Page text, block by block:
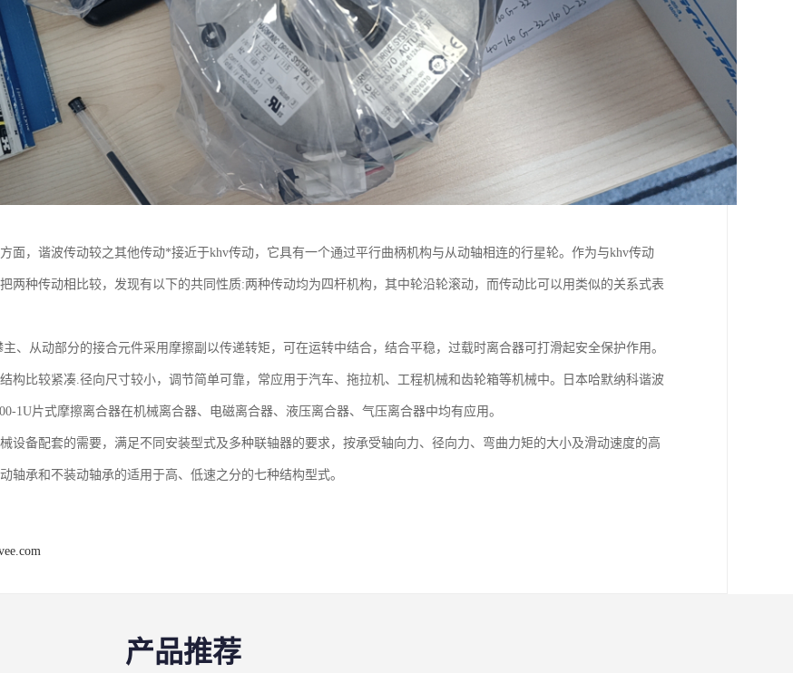
面，谐波传动较之其他传动*接近于khv传动，它具有一个通过平行曲柄机构与从动轴相连的行星轮。作为与khv传动
两种传动相比较，发现有以下的共同性质:两种传动均为四杆机构，其中轮沿轮滚动，而传动比可以用类似的关系式表
、从动部分的接合元件采用摩擦副以传递转矩，可在运转中结合，结合平稳，过载时离合器可打滑起安全保护作用。
构比较紧凑.径向尺寸较小，调节简单可靠，常应用于汽车、拖拉机、工程机械和齿轮箱等机械中。日本哈默纳科谐波
1U片式摩擦离合器在机械离合器、电磁离合器、液压离合器、气压离合器中均有应用。
设备配套的需要，满足不同安装型式及多种联轴器的要求，按承受轴向力、径向力、弯曲力矩的大小及滑动速度的高
轴承和不装动轴承的适用于高、低速之分的七种结构型式。
产品推荐